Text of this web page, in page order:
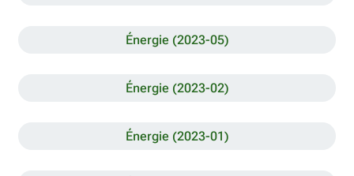
Énergie (2023-05)
Énergie (2023-02)
Énergie (2023-01)